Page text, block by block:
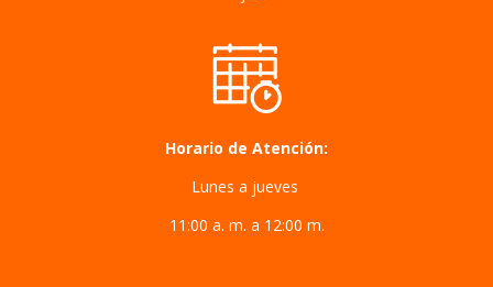
Horario de Atención:
Lunes a jueves
11:00 a. m. a 12:00 m.